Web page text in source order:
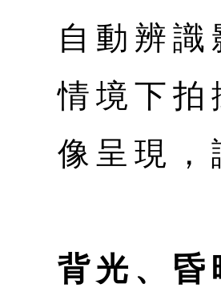
自動辨
情境下
像呈現
背光、